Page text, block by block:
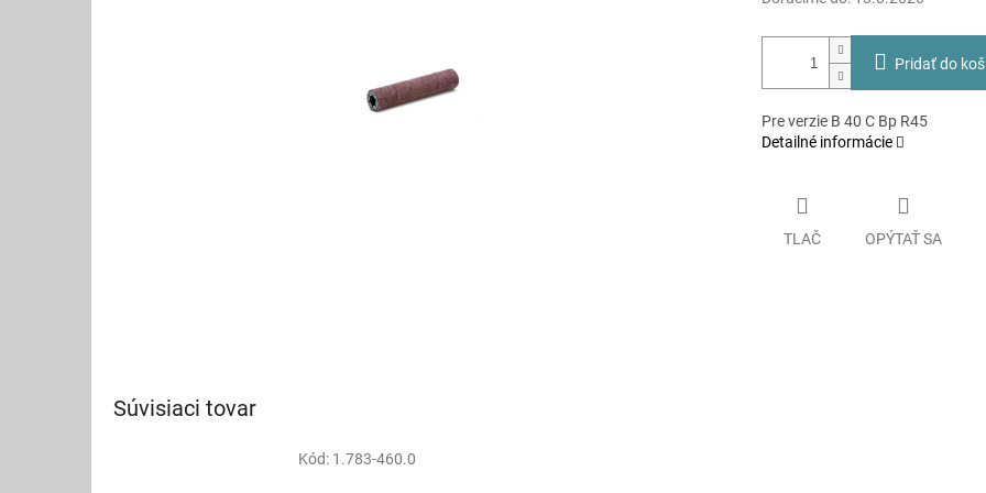
Pridať do
Pre verzie B 40 C Bp R45
Detailné informácie
TLAČ OPÝTAŤ SA
Súvisiaci tovar
Kód: 1.783-460.0